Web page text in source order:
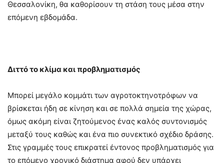
Θεσσαλονίκη, θα καθορίσουν τη στάση τους μέσα στην
επόμενη εβδομάδα.
Διττό το κλίμα και προβληματισμός
Μπορεί μεγάλο κομμάτι των αγροτοκτηνοτρόφων να
βρίσκεται ήδη σε κίνηση και σε πολλά σημεία της χώρας,
όμως ακόμη είναι ζητούμενος ένας καλός συντονισμός
μεταξύ τους καθώς και ένα πιο συνεκτικό σχέδιο δράσης.
Στις γραμμές τους επικρατεί έντονος προβληματισμός για
το επόμενο χρονικό διάστημα αφού δεν υπάρχει